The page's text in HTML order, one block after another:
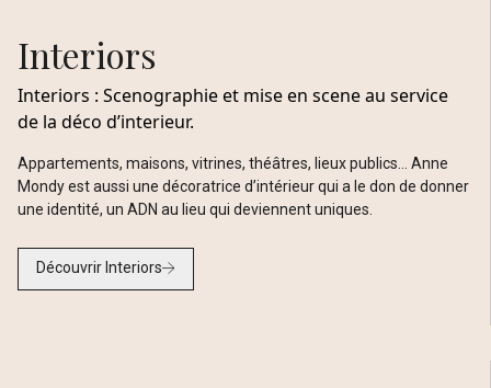
Interiors
Interiors : Scenographie et mise en scene au service
de la déco d’interieur.
Appartements, maisons, vitrines, théâtres, lieux publics... Anne
Mondy est aussi une décoratrice d’intérieur qui a le don de donner
une identité, un ADN au lieu qui deviennent uniques.
Découvrir Interiors